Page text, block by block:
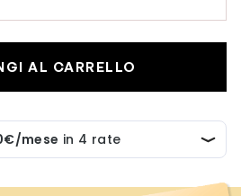
AL CARRELLO